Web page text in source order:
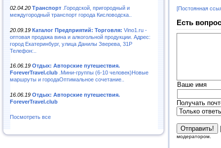
02.04.20 Транспорт .Городской, пригородный и
междугородный транспорт города Кисловодска..
20.09.19 Каталог Предприятий: Торговля: Vino1.ru -
оптовая продажа вина и алкогольной продукции. Адрес:
город Екатеринбург, улица Данилы Зверева, 31Р
Телефон:..
16.06.19 Отдых: Авторские путешествия.
ForeverTravel.club .Мини-группы (6-10 человек)Новые
маршруты и городаОптимальное сочетание..
16.06.19 Отдых: Авторские путешествия.
ForeverTravel.club
Посмотреть все
[Постоянная
Есть
Ваше имя
Получать
модератором.